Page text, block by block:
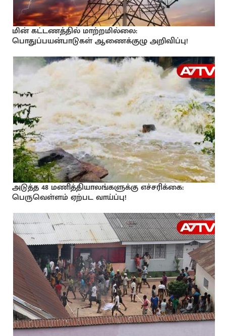
மின் கட்டணத்தில் மாற்றமில்லை:
பொதுப்பயன்பாடுகள் ஆணைக்குழு அறிவிப்பு!
அடுத்த 48 மணித்தியாலங்களுக்கு எச்சரிக்கை:
பெருவெள்ளம் ஏற்பட வாய்ப்பு!